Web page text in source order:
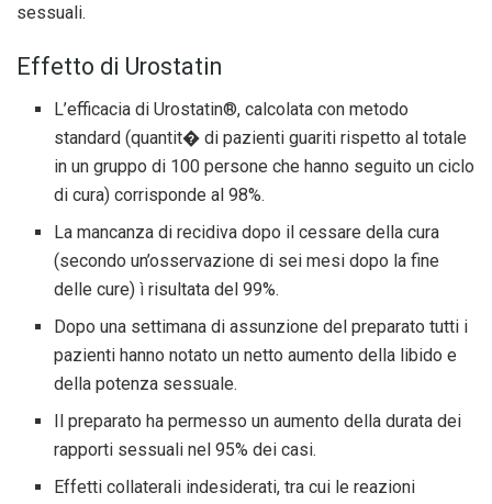
sessuali.
Effetto di Urostatin
L’efficacia di Urostatin®, calcolata con metodo
standard (quantit� di pazienti guariti rispetto al totale
in un gruppo di 100 persone che hanno seguito un ciclo
di cura) corrisponde al 98%.
La mancanza di recidiva dopo il cessare della cura
(secondo un’osservazione di sei mesi dopo la fine
delle cure) ì risultata del 99%.
Dopo una settimana di assunzione del preparato tutti i
pazienti hanno notato un netto aumento della libido e
della potenza sessuale.
Il preparato ha permesso un aumento della durata dei
rapporti sessuali nel 95% dei casi.
Effetti collaterali indesiderati, tra cui le reazioni